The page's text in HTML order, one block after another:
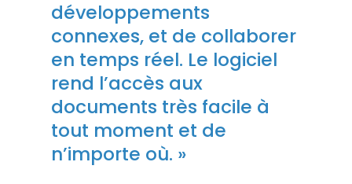
développements
connexes, et de collaborer
en temps réel. Le logiciel
rend l’accès aux
documents très facile à
tout moment et de
n’importe où. »